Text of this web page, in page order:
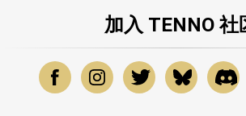
加入 TENNO 社